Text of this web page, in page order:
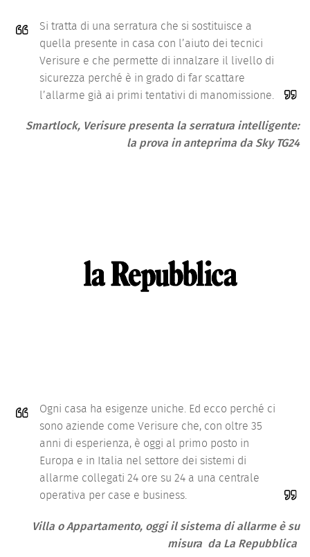
Si tratta di una serratura che si sostituisce a
quella presente in casa con l’aiuto dei tecnici
Verisure e che permette di innalzare il livello di
sicurezza perché è in grado di far scattare
l’allarme già ai primi tentativi di manomissione.
Smartlock, Verisure presenta la serratura intelligente:
la prova in anteprima da Sky TG24
Ogni casa ha esigenze uniche. Ed ecco perché ci
sono aziende come Verisure che, con oltre 35
anni di esperienza, è oggi al primo posto in
Europa e in Italia nel settore dei sistemi di
allarme collegati 24 ore su 24 a una centrale
operativa per case e business.
Villa o Appartamento, oggi il sistema di allarme è su
misura da La Repubblica